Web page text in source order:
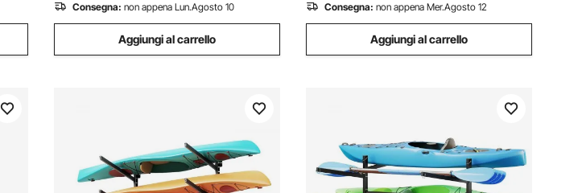
Consegna: non appena Lun.Agosto 10
Aggiungi al carrello
Consegna: non appena Mer.Agosto 12
Aggiungi al carrello